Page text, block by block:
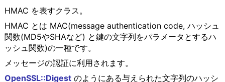
HMAC を表すクラス。
HMAC とは MAC(message authentication code, ハッシュ
関数(MD5やSHAなど) と鍵の文字列をパラメータとするハ
ッシュ関数)の一種です。
メッセージの認証に利用されます。
OpenSSL::Digestのようにある与えられた文字列のハッシ